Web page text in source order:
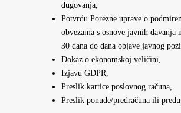
dugovanja,
Potvrdu Porezne uprave o
obvezama s osnove javnih davanja
30 dana do dana objave javnog
Dokaz o ekonomskoj veličini,
Izjavu GDPR,
Preslik kartice poslovnog računa,
Preslik ponude/predračuna ili